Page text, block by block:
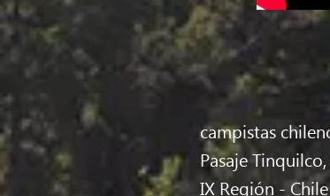
campistas
Pasaje
IX Región - Chile